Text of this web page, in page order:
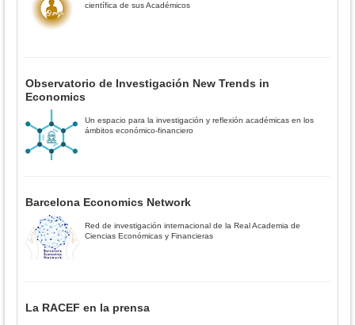
científica de sus Académicos
Observatorio de Investigación New Trends in
Economics
Un espacio para la investigación y reflexión académicas en los
ámbitos económico-financiero
Barcelona Economics Network
Red de investigación internacional de la Real Academia de
Ciencias Económicas y Financieras
La RACEF en la prensa